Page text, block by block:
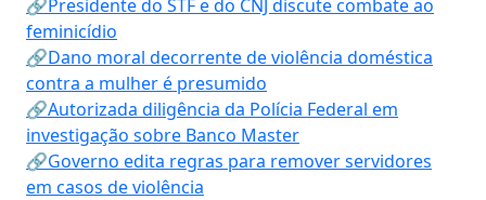
🔗Presidente do STF e do CNJ discute combate ao
feminicídio
🔗Dano moral decorrente de violência doméstica
contra a mulher é presumido
🔗Autorizada diligência da Polícia Federal em
investigação sobre Banco Master
🔗Governo edita regras para remover servidores
em casos de violência